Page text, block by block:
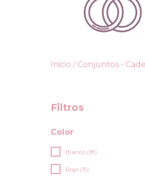
Inicio / Conjuntos -
Filtros
Color
Blanco (18)
Rojo (15)